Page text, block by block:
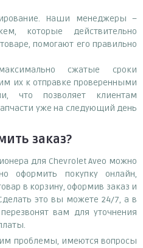
Наши менеджеры –
которые действительно
помогают его правильно
сжатые сроки
их к отправке проверенными
что позволяет клиентам
уже на следующий день
заказ?
для Chevrolet Aveo можно
оформить покупку онлайн,
в корзину, оформив заказ и
это вы можете 24/7, а в
вам для уточнения
проблемы, имеются вопросы